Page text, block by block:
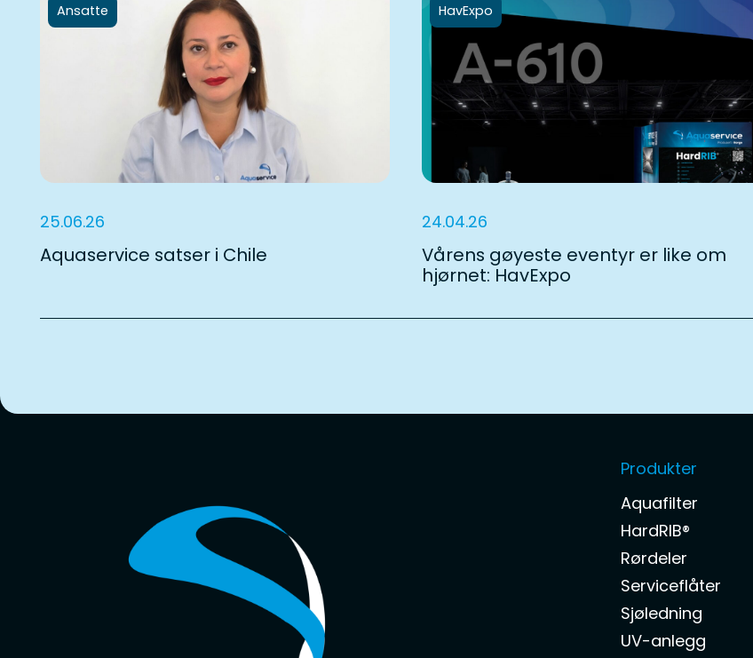
Ansatte
25.06.26
Aquaservice satser i Chile
HavExpo
24.04.26
Vårens gøyeste eventyr er like om
hjørnet: HavExpo
Produkter
Aquafilter
HardRIB®
Rørdeler
Serviceflåter
Sjøledning
UV-anlegg